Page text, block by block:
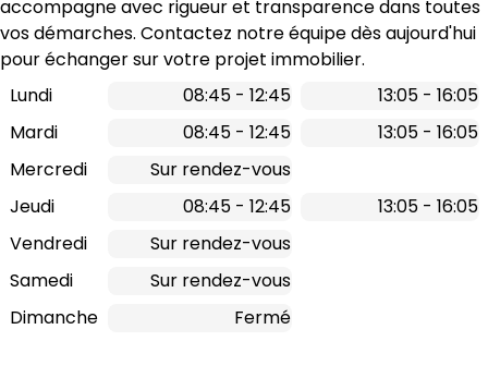
accompagne avec rigueur et transparence dans toutes
vos démarches. Contactez notre équipe dès aujourd'hui
pour échanger sur votre projet immobilier.
Lundi
08:45 - 12:45
13:05 - 16:05
Mardi
08:45 - 12:45
13:05 - 16:05
Mercredi
Sur rendez-vous
Jeudi
08:45 - 12:45
13:05 - 16:05
Vendredi
Sur rendez-vous
Samedi
Sur rendez-vous
Dimanche
Fermé